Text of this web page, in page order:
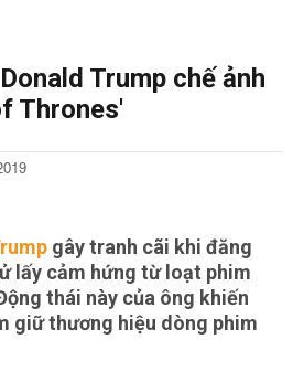
Trump chế ảnh
Thrones'
gây tranh cãi khi đăng
lấy cảm hứng từ loạt phim
thái này của ông khiến
giữ thương hiệu dòng phim